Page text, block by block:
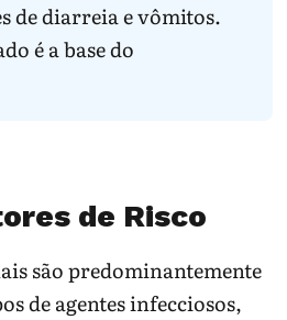
pode
O que fazer
Atendimento,
especialmente
em risco.
de diarreia e vômitos.
é a base do
de Risco
são predominantemente
de agentes infecciosos,